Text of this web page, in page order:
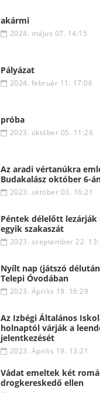
akármi
2024. május 07. 14:15
Pályázat
2024. február 11. 17:06
próba
2023. október 05. 11:26
Az aradi vértanúkra
Budakalász október 6-
2023. október 03. 16:21
Péntek délelőtt lezárják
egyik szakaszát
2023. szeptember 22.
Nyílt nap (játszó
Telepi Óvodában
2023. Április 19. 16:29
Az Izbégi Általános
holnaptól várják a
jelentkezését
2023. Április 19. 13:21
Vádat emeltek két
drogkereskedő ellen